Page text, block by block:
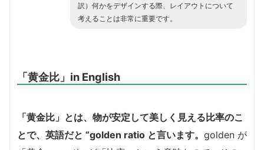
訳）何かをデザインする際、レイアウトについて
考えることは非常に重要です。
「黄金比」in English
「黄金比」とは、物が安定して美しく見える比率のこ
とで、英語だと “golden ratio と言います。 golden が